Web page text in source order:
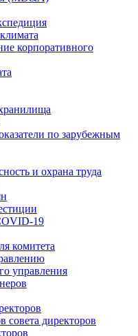
корпоративного
по зарубежным
и охрана труда
комитета
управления
совета директоров